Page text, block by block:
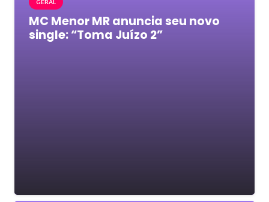
GERAL
MC Menor MR anuncia seu novo
single: “Toma Juízo 2”